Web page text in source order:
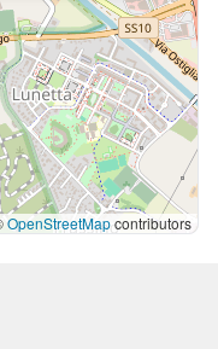
OpenStreetMapcontributors